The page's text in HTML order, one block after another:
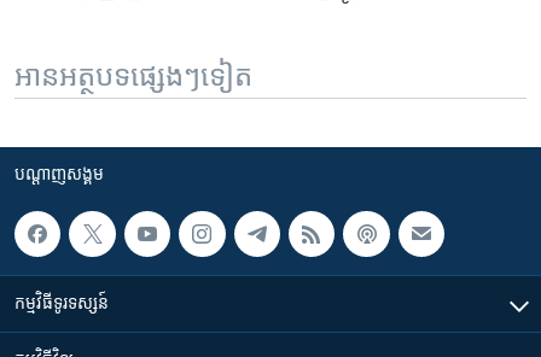
អានអត្ថបទផ្សេងៗទៀត
បណ្តាញ​សង្គម
កម្មវិធី​ទូរទស្សន៍